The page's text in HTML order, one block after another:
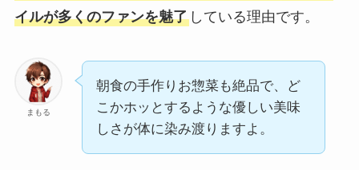
イルが多くのファンを魅了している理由です。
まもる
朝食の手作りお惣菜も絶品で、ど
こかホッとするような優しい美味
しさが体に染み渡りますよ。